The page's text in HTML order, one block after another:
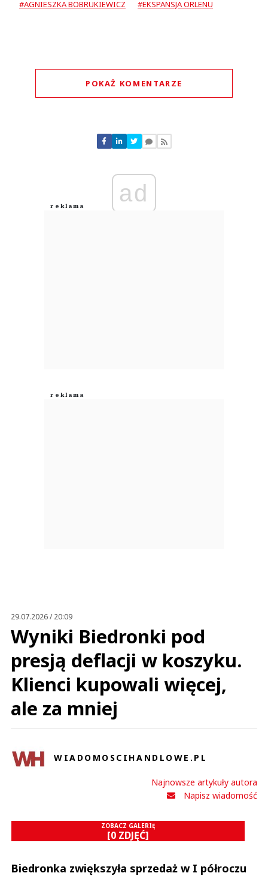
#AGNIESZKA BOBRUKIEWICZ
#EKSPANSJA ORLENU
POKAŻ KOMENTARZE
Nie znaleziono komentarzy
Zostaw swoje komentarze
Anuluj
ad
29.07.2026 / 20:09
Wyniki Biedronki pod
presją deflacji w koszyku.
Klienci kupowali więcej,
ale za mniej
WIADOMOSCIHANDLOWE.PL
Najnowsze artykuły autora
Napisz wiadomość
ZOBACZ GALERIĘ
[0 ZDJĘĆ]
Biedronka zwiększyła sprzedaż w I półroczu